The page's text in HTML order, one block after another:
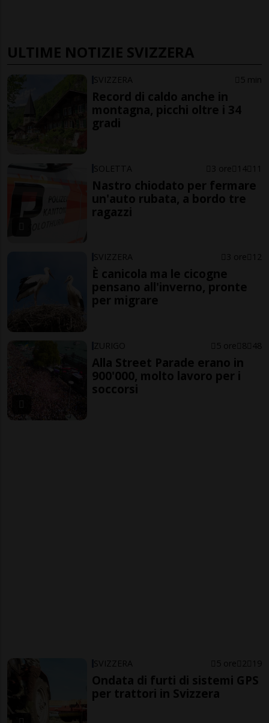
ULTIME NOTIZIE SVIZZERA
SVIZZERA 5 min
Record di caldo anche in
montagna, picchi oltre i 34
gradi
SOLETTA 3 ore 14 11
Nastro chiodato per fermare
un'auto rubata, a bordo tre
ragazzi
SVIZZERA 3 ore 12
È canicola ma le cicogne
pensano all'inverno, pronte
per migrare
ZURIGO 5 ore 8 48
Alla Street Parade erano in
900'000, molto lavoro per i
soccorsi
SVIZZERA 5 ore 2 19
Ondata di furti di sistemi GPS
per trattori in Svizzera